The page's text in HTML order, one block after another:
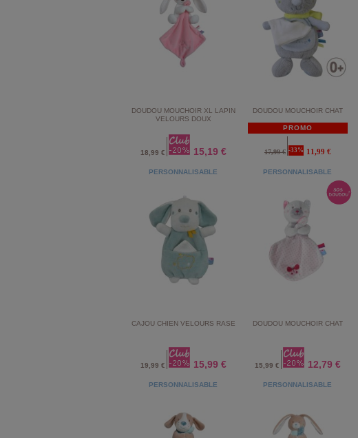
DOUDOU MOUCHOIR XL LAPIN
VELOURS DOUX
18,99 € 15,19 €
DOUDOU MOUCHOIR CHAT
PROMO
17,99 € -33% 11,99 €
CAJOU CHIEN VELOURS RASE
PERSONNALISABLE
19,99 € 15,99 €
DOUDOU MOUCHOIR CHAT
PERSONNALISABLE
15,99 € 12,79 €
PERSONNALISABLE PERSONNALISABLE